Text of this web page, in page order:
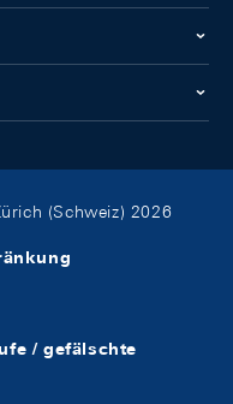
(Schweiz) 2026
/ gefälschte